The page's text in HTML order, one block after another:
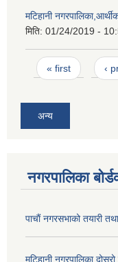
मटिहानी
मिति: 01/24/2019 -
Pages
« first ‹
अन्य
नगरपालिका
पाचाैं नगरसभाको तयारी
मटिहानी नगरपालिका